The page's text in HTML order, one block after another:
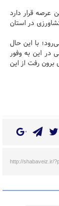
عرصه قرار دارد
در استان
با این حال
در این به وفور
برون رفت از این
http://shabaveiz.ir/